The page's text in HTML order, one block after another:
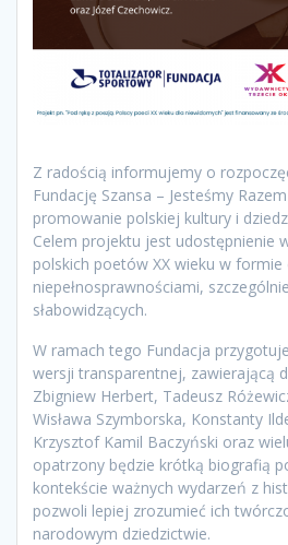
Z radością informujemy o
Fundację Szansa – Jesteśmy
promowanie polskiej kultury i
Celem projektu jest udostępnienie
polskich poetów XX wieku w
niepełnosprawnościami,
słabowidzących.
W ramach tego Fundacja
wersji transparentnej, zawierającą
Zbigniew Herbert, Tadeusz
Wisława Szymborska, Konstanty
Krzysztof Kamil Baczyński oraz
opatrzony będzie krótką biografią
kontekście ważnych wydarzeń z
pozwoli lepiej zrozumieć ich
narodowym dziedzictwie.